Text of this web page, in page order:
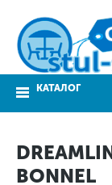
КАТАЛОГ
BONNEL